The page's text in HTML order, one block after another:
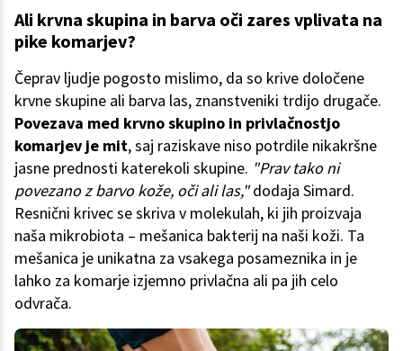
Ali krvna skupina in barva oči zares vplivata na
pike komarjev?
Čeprav ljudje pogosto mislimo, da so krive določene
krvne skupine ali barva las, znanstveniki trdijo drugače.
Povezava med krvno skupino in privlačnostjo
komarjev je mit, saj raziskave niso potrdile nikakršne
jasne prednosti katerekoli skupine. "Prav tako ni
povezano z barvo kože, oči ali las,"dodaja Simard.
Resnični krivec se skriva v molekulah, ki jih proizvaja
naša mikrobiota – mešanica bakterij na naši koži. Ta
mešanica je unikatna za vsakega posameznika in je
lahko za komarje izjemno privlačna ali pa jih celo
odvrača.